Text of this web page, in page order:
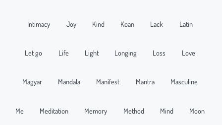
Intimacy Joy Kind Koan Lack Latin
Let go Life Light Longing Loss Love
Magyar Mandala Manifest Mantra Masculine
Me Meditation Memory Method Mind Moon